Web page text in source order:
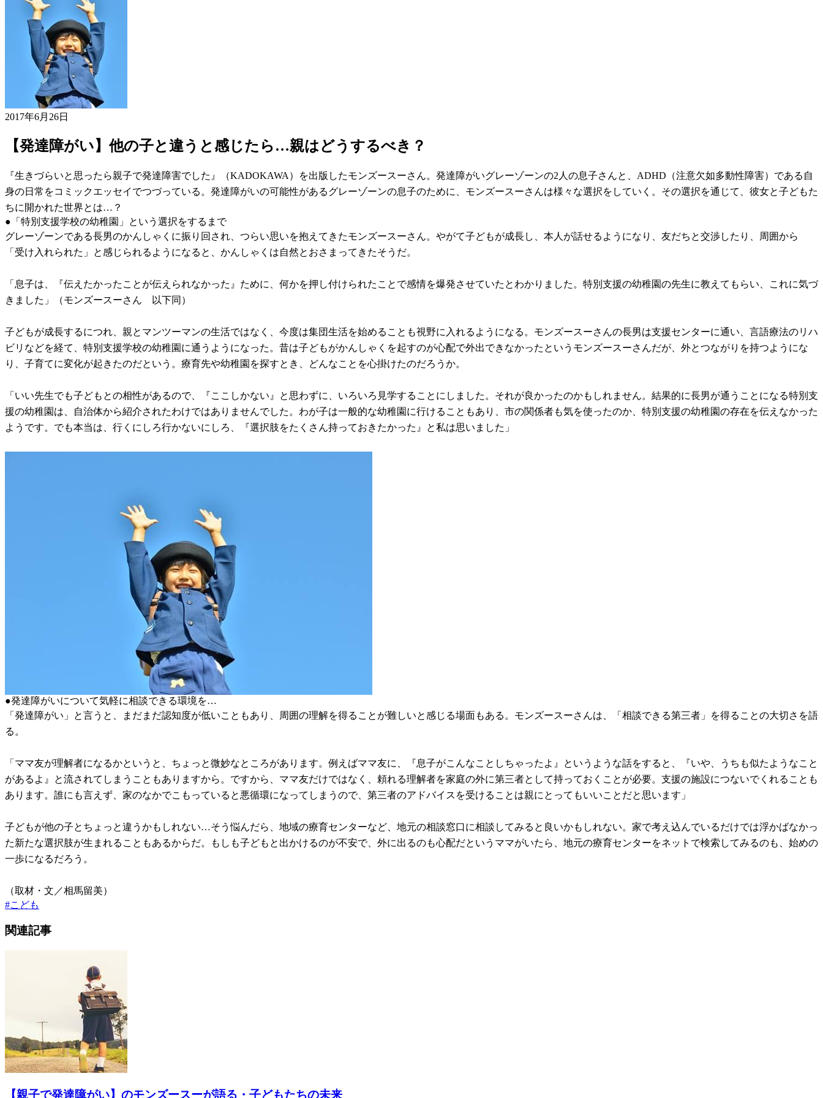
2017年6月26日
【発達障がい】他の子と違うと感じたら…親はどうするべき？
『生きづらいと思ったら親子で発達障害でした』（KADOKAWA）を出版したモンズースーさん。発達障がいグレーゾーンの2人の息子さんと、ADHD（注意欠如多動性障害）である自
身の日常をコミックエッセイでつづっている。発達障がいの可能性があるグレーゾーンの息子のために、モンズースーさんは様々な選択をしていく。その選択を通じて、彼女と子どもた
ちに開かれた世界とは…？
●「特別支援学校の幼稚園」という選択をするまで
グレーゾーンである長男のかんしゃくに振り回され、つらい思いを抱えてきたモンズースーさん。やがて子どもが成長し、本人が話せるようになり、友だちと交渉したり、周囲から
「受け入れられた」と感じられるようになると、かんしゃくは自然とおさまってきたそうだ。
「息子は、『伝えたかったことが伝えられなかった』ために、何かを押し付けられたことで感情を爆発させていたとわかりました。特別支援の幼稚園の先生に教えてもらい、これに気づ
きました」（モンズースーさん 以下同）
子どもが成長するにつれ、親とマンツーマンの生活ではなく、今度は集団生活を始めることも視野に入れるようになる。モンズースーさんの長男は支援センターに通い、言語療法のリハ
ビリなどを経て、特別支援学校の幼稚園に通うようになった。昔は子どもがかんしゃくを起すのが心配で外出できなかったというモンズースーさんだが、外とつながりを持つようにな
り、子育てに変化が起きたのだという。療育先や幼稚園を探すとき、どんなことを心掛けたのだろうか。
「いい先生でも子どもとの相性があるので、『ここしかない』と思わずに、いろいろ見学することにしました。それが良かったのかもしれません。結果的に長男が通うことになる特別支
援の幼稚園は、自治体から紹介されたわけではありませんでした。わが子は一般的な幼稚園に行けることもあり、市の関係者も気を使ったのか、特別支援の幼稚園の存在を伝えなかった
ようです。でも本当は、行くにしろ行かないにしろ、『選択肢をたくさん持っておきたかった』と私は思いました」
●発達障がいについて気軽に相談できる環境を…
「発達障がい」と言うと、まだまだ認知度が低いこともあり、周囲の理解を得ることが難しいと感じる場面もある。モンズースーさんは、「相談できる第三者」を得ることの大切さを語
る。
「ママ友が理解者になるかというと、ちょっと微妙なところがあります。例えばママ友に、『息子がこんなことしちゃったよ』というような話をすると、『いや、うちも似たようなこと
があるよ』と流されてしまうこともありますから。ですから、ママ友だけではなく、頼れる理解者を家庭の外に第三者として持っておくことが必要。支援の施設につないでくれることも
あります。誰にも言えず、家のなかでこもっていると悪循環になってしまうので、第三者のアドバイスを受けることは親にとってもいいことだと思います」
子どもが他の子とちょっと違うかもしれない…そう悩んだら、地域の療育センターなど、地元の相談窓口に相談してみると良いかもしれない。家で考え込んでいるだけでは浮かばなかっ
た新たな選択肢が生まれることもあるからだ。もしも子どもと出かけるのが不安で、外に出るのも心配だというママがいたら、地元の療育センターをネットで検索してみるのも、始めの
一歩になるだろう。
（取材・文／相馬留美）
#こども
関連記事
【親子で発達障がい】のモンズースーが語る・子どもたちの未来